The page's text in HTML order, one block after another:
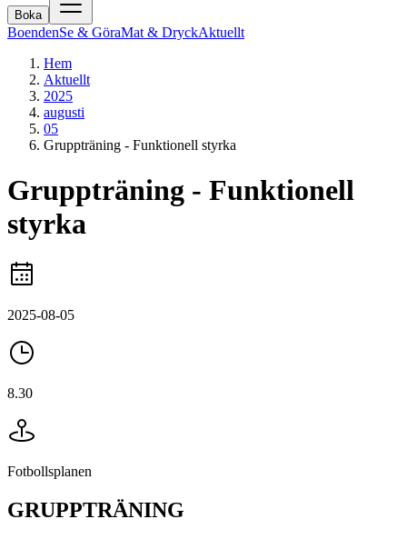
Boka
BoendenSe & GöraMat & DryckAktuellt
Hem
Aktuellt
2025
augusti
05
Gruppträning - Funktionell styrka
Gruppträning - Funktionell
styrka
2025-08-05
8.30
Fotbollsplanen
GRUPPTRÄNING